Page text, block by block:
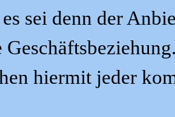
sei denn der
hiermit jeder